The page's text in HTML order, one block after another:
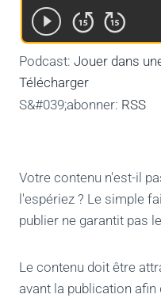
Podcast: Jouer dans
Télécharger
S&#039;abonner: RSS
Votre contenu n'est-il
l'espériez ? Le simple
publier ne garantit pas
Le contenu doit être
avant la publication